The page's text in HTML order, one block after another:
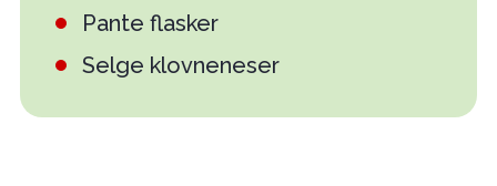
Pante flasker
Selge klovneneser